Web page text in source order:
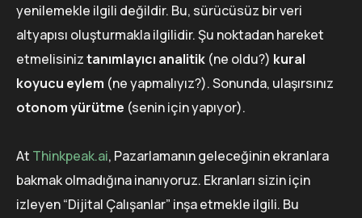
yenilemekle ilgili değildir. Bu, sürücüsüz bir veri
altyapısı oluşturmakla ilgilidir. Şu noktadan hareket
etmelisiniztanımlayıcı analitik (ne oldu?) kural
koyucu eylem (ne yapmalıyız?). Sonunda, ulaşırsınız
otonom yürütme (senin için yapıyor).
At Thinkpeak.ai, Pazarlamanın geleceğinin ekranlara
bakmak olmadığına inanıyoruz. Ekranları sizin için
izleyen “Dijital Çalışanlar” inşa etmekle ilgili. Bu